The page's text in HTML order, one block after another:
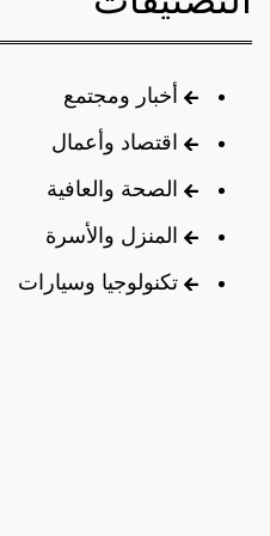
أخبار ومجتمع
اقتصاد وأعمال
الصحة والعافية
المنزل والأسرة
تكنولوجيا وسيارات